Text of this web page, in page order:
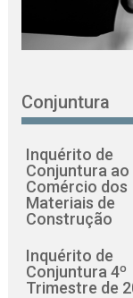
Conjuntura
Inquérito de
Conjuntura ao
Comércio dos
Materiais de
Construção
Inquérito de
Conjuntura 4º
Trimestre de